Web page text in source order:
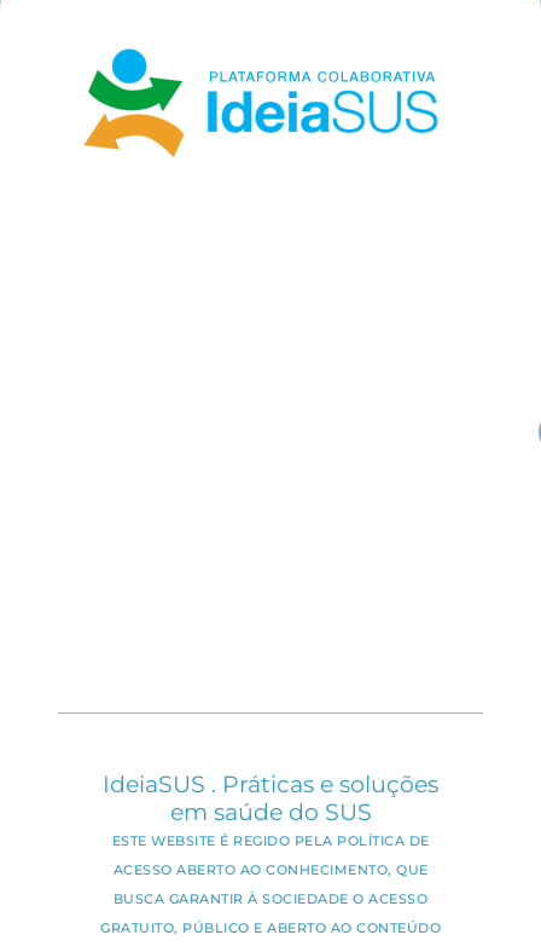
IdeiaSUS . Práticas e soluções
em saúde do SUS
ESTE WEBSITE É REGIDO PELA POLÍTICA DE
ACESSO ABERTO AO CONHECIMENTO, QUE
BUSCA GARANTIR À SOCIEDADE O ACESSO
GRATUITO, PÚBLICO E ABERTO AO CONTEÚDO